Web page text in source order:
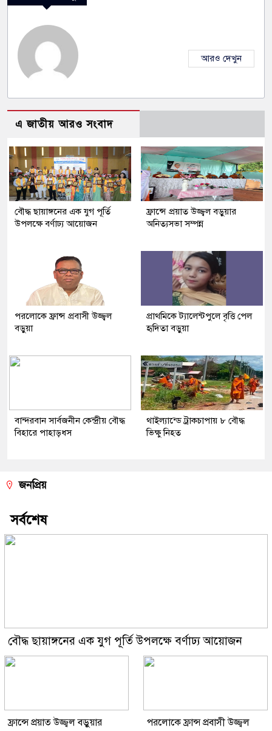
আরও দেখুন
এ জাতীয় আরও সংবাদ
বৌদ্ধ ছায়াঙ্গনের এক যুগ পূর্তি
উপলক্ষে বর্ণাঢ্য আয়োজন
ফ্রান্সে প্রয়াত উজ্জ্বল বড়ুয়ার
অনিত্যসভা সম্পন্ন
পরলোকে ফ্রান্স প্রবাসী উজ্জ্বল
বড়ুয়া
প্রাথমিকে ট্যালেন্টপুলে বৃত্তি পেল
হৃদিতা বড়ুয়া
বান্দরবান সার্বজনীন কেন্দ্রীয় বৌদ্ধ
বিহারে পাহাড়ধস
থাইল্যান্ডে ট্রাকচাপায় ৮ বৌদ্ধ
ভিক্ষু নিহত
জনপ্রিয়
সর্বশেষ
বৌদ্ধ ছায়াঙ্গনের এক যুগ পূর্তি উপলক্ষে বর্ণাঢ্য আয়োজন
ফ্রান্সে প্রয়াত উজ্জ্বল বড়ুয়ার
পরলোকে ফ্রান্স প্রবাসী উজ্জ্বল